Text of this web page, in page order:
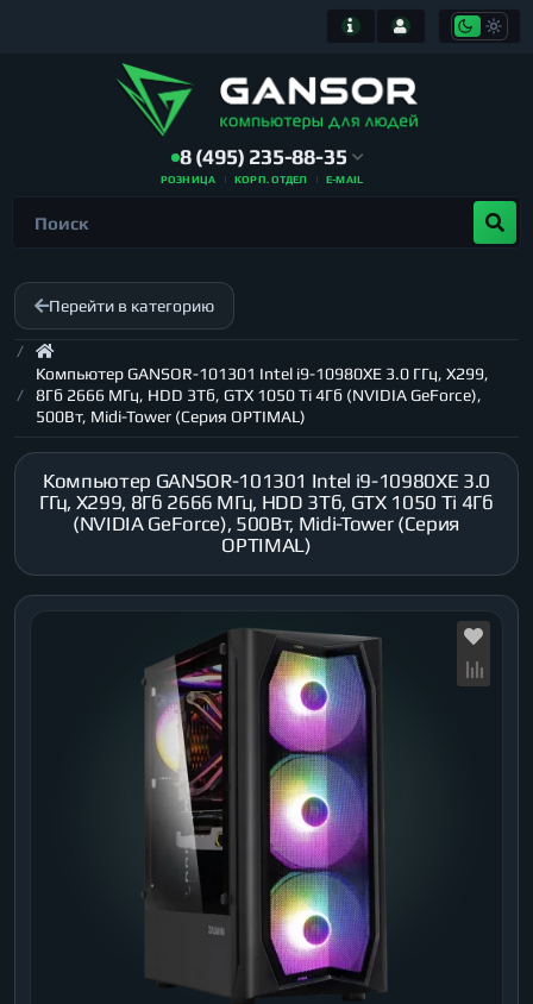
8 (495) 235-88-35
РОЗНИЦА КОРП. ОТДЕЛ E-MAIL
Перейти в категорию
Компьютер GANSOR-101301 Intel i9-10980XE 3.0 ГГц, X299,
8Гб 2666 МГц, HDD 3Тб, GTX 1050 Ti 4Гб (NVIDIA GeForce),
500Вт, Midi-Tower (Серия OPTIMAL)
Компьютер GANSOR-101301 Intel i9-10980XE 3.0
ГГц, X299, 8Гб 2666 МГц, HDD 3Тб, GTX 1050 Ti 4Гб
(NVIDIA GeForce), 500Вт, Midi-Tower (Серия
OPTIMAL)